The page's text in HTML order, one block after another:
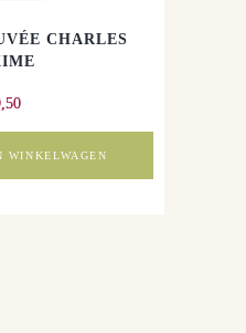
CHARLES
WINKELWAGEN